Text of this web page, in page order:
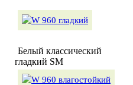
Белый классический
гладкий SM